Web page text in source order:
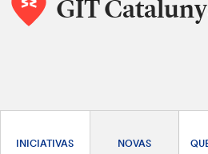
GIT
INICIATIVAS NOVAS